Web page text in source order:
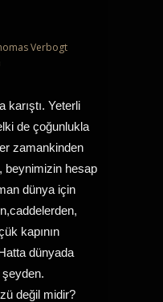
Verbogt
karıştı. Yeterli
de çoğunlukla
zamankinden
beynimizin hesap
dünya için
kapının
dünyada
şeyden.
değil midir?